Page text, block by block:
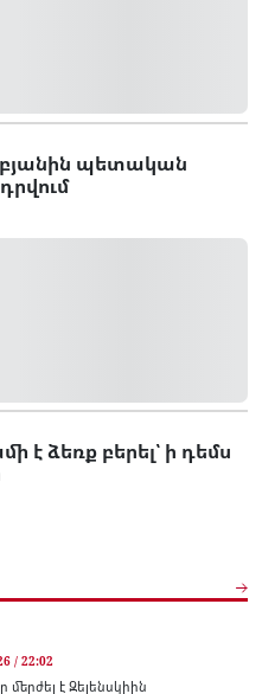
պետական
է ձեռք բերել՝ ի դեմս
/ 22:02
մերժել է Զելենսկիին